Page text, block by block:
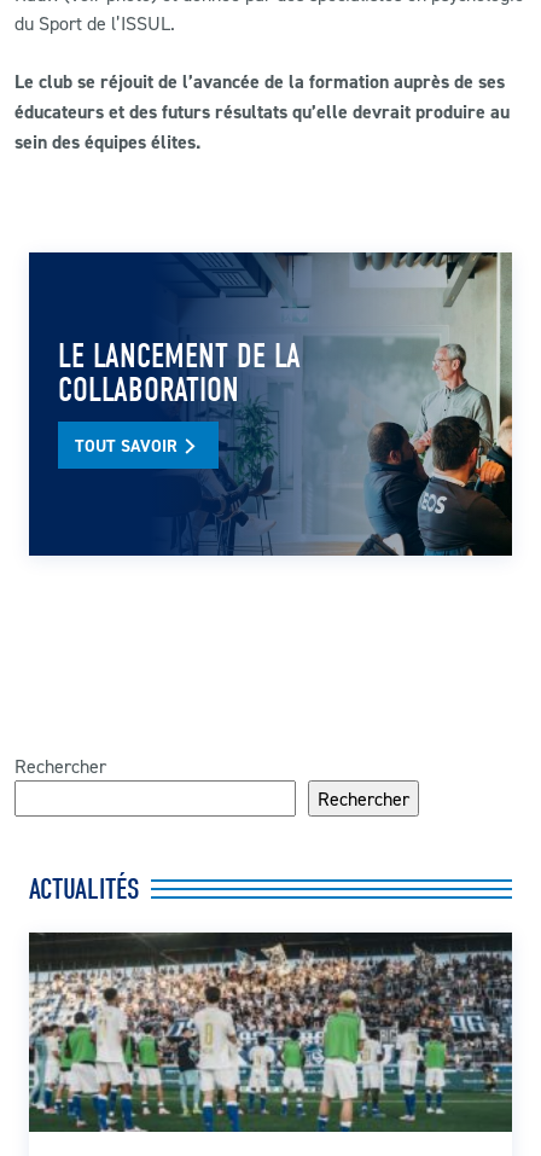
du Sport de l’ISSUL.
Le club se réjouit de l’avancée de la formation auprès de ses
éducateurs et des futurs résultats qu’elle devrait produire au
sein des équipes élites.
LE LANCEMENT DE LA
COLLABORATION
TOUT SAVOIR
Rechercher
Rechercher
ACTUALITÉS